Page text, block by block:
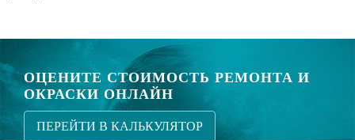
ОЦЕНИТЕ СТОИМОСТЬ РЕМОНТА И
ОКРАСКИ ОНЛАЙН
ПЕРЕЙТИ В КАЛЬКУЛЯТОР